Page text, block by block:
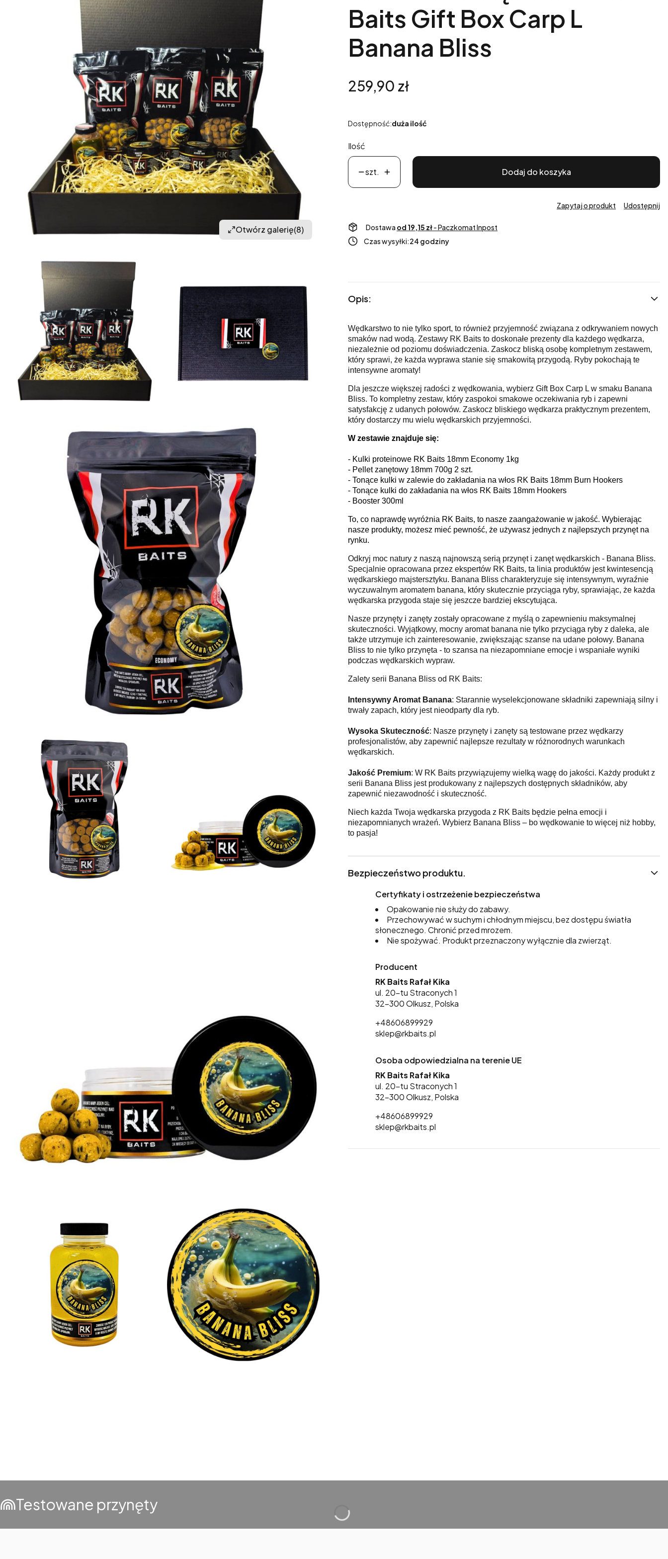
Otwórz galerię(8)
Baits Gift Box Carp L
Banana Bliss
Cena
259,90 zł
Dostępność:duża ilość
Ilość
szt. Dodaj do koszyka
Zapytaj o produkt Udostępnij
Dostawa od 19,15 zł- Paczkomat Inpost
Czas wysyłki:24 godziny
Opis:
Wędkarstwo to nie tylko sport, to również przyjemność związana z odkrywaniem nowych
smaków nad wodą. Zestawy RK Baits to doskonałe prezenty dla każdego wędkarza,
niezależnie od poziomu doświadczenia. Zaskocz bliską osobę kompletnym zestawem,
który sprawi, że każda wyprawa stanie się smakowitą przygodą. Ryby pokochają te
intensywne aromaty!
Dla jeszcze większej radości z wędkowania, wybierz Gift Box Carp L w smaku Banana
Bliss. To kompletny zestaw, który zaspokoi smakowe oczekiwania ryb i zapewni
satysfakcję z udanych połowów. Zaskocz bliskiego wędkarza praktycznym prezentem,
który dostarczy mu wielu wędkarskich przyjemności.
W zestawie znajduje się:
- Kulki proteinowe RK Baits 18mm Economy 1kg
- Pellet zanętowy 18mm 700g 2 szt.
- Tonące kulki w zalewie do zakładania na włos RK Baits 18mm Burn Hookers
- Tonące kulki do zakładania na włos RK Baits 18mm Hookers
- Booster 300ml
To, co naprawdę wyróżnia RK Baits, to nasze zaangażowanie w jakość. Wybierając
nasze produkty, możesz mieć pewność, że używasz jednych z najlepszych przynęt na
rynku.
Odkryj moc natury z naszą najnowszą serią przynęt i zanęt wędkarskich - Banana Bliss.
Specjalnie opracowana przez ekspertów RK Baits, ta linia produktów jest kwintesencją
wędkarskiego majstersztyku. Banana Bliss charakteryzuje się intensywnym, wyraźnie
wyczuwalnym aromatem banana, który skutecznie przyciąga ryby, sprawiając, że każda
wędkarska przygoda staje się jeszcze bardziej ekscytująca.
Nasze przynęty i zanęty zostały opracowane z myślą o zapewnieniu maksymalnej
skuteczności. Wyjątkowy, mocny aromat banana nie tylko przyciąga ryby z daleka, ale
także utrzymuje ich zainteresowanie, zwiększając szanse na udane połowy. Banana
Bliss to nie tylko przynęta - to szansa na niezapomniane emocje i wspaniałe wyniki
podczas wędkarskich wypraw.
Zalety serii Banana Bliss od RK Baits:
Intensywny Aromat Banana: Starannie wyselekcjonowane składniki zapewniają silny i
trwały zapach, który jest nieodparty dla ryb.
Wysoka Skuteczność: Nasze przynęty i zanęty są testowane przez wędkarzy
profesjonalistów, aby zapewnić najlepsze rezultaty w różnorodnych warunkach
wędkarskich.
Jakość Premium: W RK Baits przywiązujemy wielką wagę do jakości. Każdy produkt z
serii Banana Bliss jest produkowany z najlepszych dostępnych składników, aby
zapewnić niezawodność i skuteczność.
Niech każda Twoja wędkarska przygoda z RK Baits będzie pełna emocji i
niezapomnianych wrażeń. Wybierz Banana Bliss – bo wędkowanie to więcej niż hobby,
to pasja!
Bezpieczeństwo produktu.
Certyfikaty i ostrzeżenie bezpieczeństwa
Opakowanie nie służy do zabawy.
Przechowywać w suchym i chłodnym miejscu, bez dostępu światła
słonecznego. Chronić przed mrozem.
Nie spożywać. Produkt przeznaczony wyłącznie dla zwierząt.
Producent
RK Baits Rafał Kika
ul. 20-tu Straconych 1
32-300 Olkusz, Polska
+48606899929
sklep@rkbaits.pl
Osoba odpowiedzialna na terenie UE
RK Baits Rafał Kika
ul. 20-tu Straconych 1
32-300 Olkusz, Polska
+48606899929
sklep@rkbaits.pl
Testowane przynęty